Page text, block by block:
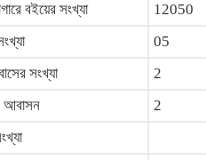
বইয়ের সংখ্যা
12050
05
সংখ্যা
2
আবাসন
2